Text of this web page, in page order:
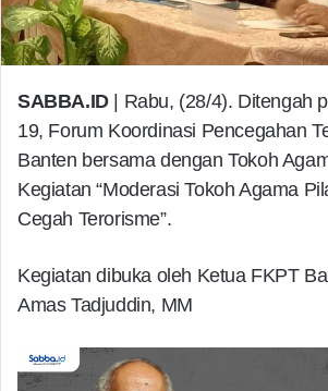
SABBA.ID| Rabu, (28/4). Ditengah
19, Forum Koordinasi Pencegahan
Banten bersama dengan Tokoh
Kegiatan “Moderasi Tokoh Agama
Cegah Terorisme”.
Kegiatan dibuka oleh Ketua FKPT
Amas Tadjuddin, MM